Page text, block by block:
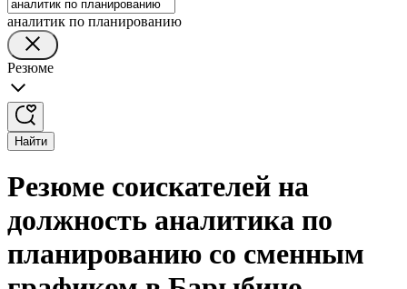
аналитик по планированию
Резюме
Найти
Резюме соискателей на
должность аналитика по
планированию со сменным